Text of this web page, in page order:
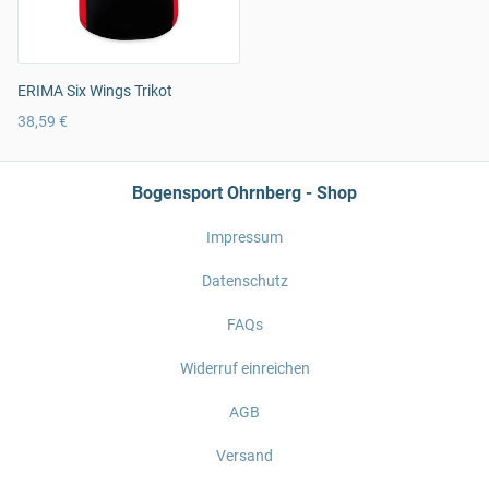
ERIMA Six Wings Trikot
38,59 €
Bogensport Ohrnberg - Shop
Impressum
Datenschutz
FAQs
Widerruf einreichen
AGB
Versand